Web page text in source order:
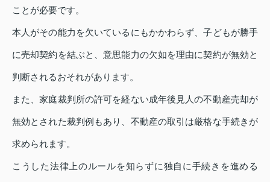
ことが必要です。
本人がその能力を欠いているにもかかわらず、子どもが勝手
に売却契約を結ぶと、意思能力の欠如を理由に契約が無効と
判断されるおそれがあります。
また、家庭裁判所の許可を経ない成年後見人の不動産売却が
無効とされた裁判例もあり、不動産の取引は厳格な手続きが
求められます。
こうした法律上のルールを知らずに独自に手続きを進める